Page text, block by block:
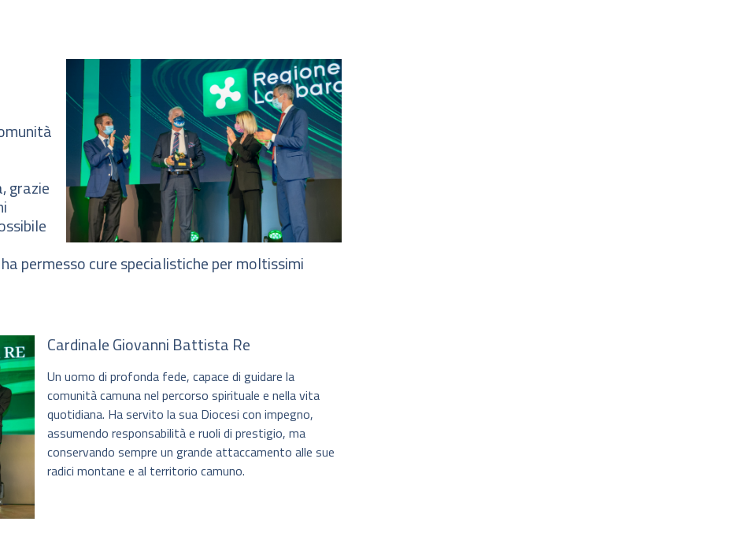
grazie
permesso cure specialistiche per moltissimi
Cardinale Giovanni Battista Re
Un uomo di profonda fede, capace di guidare la
comunità camuna nel percorso spirituale e nella vita
quotidiana. Ha servito la sua Diocesi con impegno,
assumendo responsabilità e ruoli di prestigio, ma
conservando sempre un grande attaccamento alle sue
radici montane e al territorio camuno.